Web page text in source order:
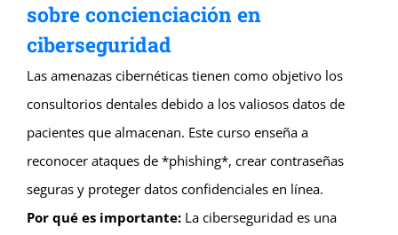
sobre concienciación en
ciberseguridad
Las amenazas cibernéticas tienen como objetivo los
consultorios dentales debido a los valiosos datos de
pacientes que almacenan. Este curso enseña a
reconocer ataques de *phishing*, crear contraseñas
seguras y proteger datos confidenciales en línea.
Por qué es importante:La ciberseguridad es una